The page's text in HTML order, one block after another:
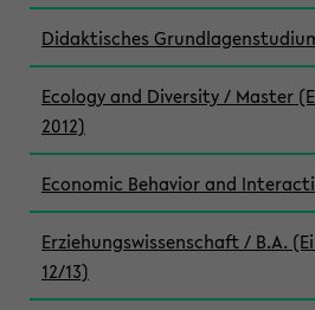
Didaktisches
Ecology and Diversity / Master
2012)
Economic Behavior and
Erziehungswissenschaft / B.A.
12/13)